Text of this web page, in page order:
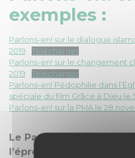
exemples :
Parlons-en! sur le dialogue
2019
Télécharger
Parlons-en! sur le changement
2019
Télécharger
Parlons-en! Pédophilie dans
spéciale du film Grâce à Dieu le
Parlons-en! sur la PMA le 28
Le Parlons-en! «
l’épreuve ? » du 20